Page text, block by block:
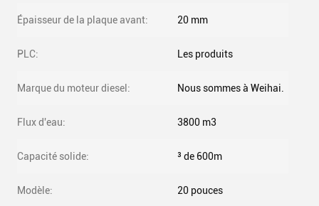
Épaisseur de la plaque avant: 20 mm
PLC: Les produits
Marque du moteur diesel: Nous sommes à Weihai.
Flux d'eau: 3800 m3
Capacité solide: ³ de 600m
Modèle: 20 pouces